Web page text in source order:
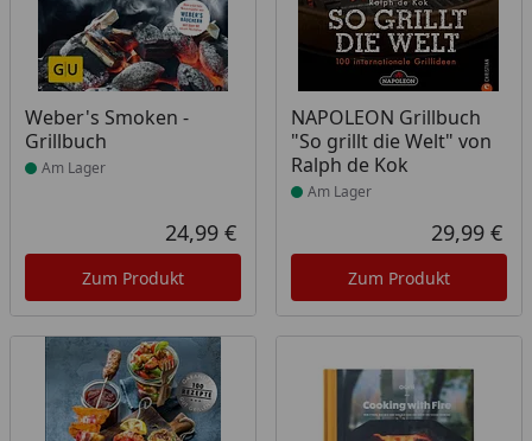
Weber's Smoken -
Grillbuch
Produkt am Lager
Am Lager
Aktueller Preis
24,99 €
Zum Produkt
NAPOLEON Grillbuch
"So grillt die Welt" von
Ralph de Kok
Produkt am Lager
Am Lager
29,99 €
Zum Produkt